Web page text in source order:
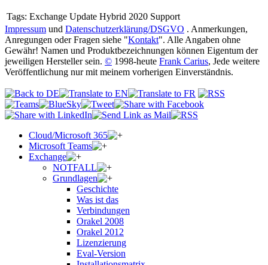
Tags: Exchange Update Hybrid 2020 Support
Impressum und Datenschutzerklärung/DSGVO . Anmerkungen,
Anregungen oder Fragen siehe "Kontakt". Alle Angaben ohne
Gewähr! Namen und Produktbezeichnungen können Eigentum der
jeweiligen Hersteller sein. © 1998-heute Frank Carius, Jede weitere
Veröffentlichung nur mit meinem vorherigen Einverständnis.
Cloud/Microsoft 365
Microsoft Teams
Exchange
NOTFALL
Grundlagen
Geschichte
Was ist das
Verbindungen
Orakel 2008
Orakel 2012
Lizenzierung
Eval-Version